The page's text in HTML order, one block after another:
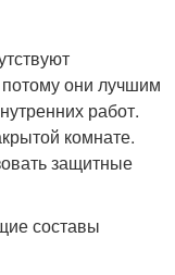
они лучшим
работ.
комнате.
защитные
составы